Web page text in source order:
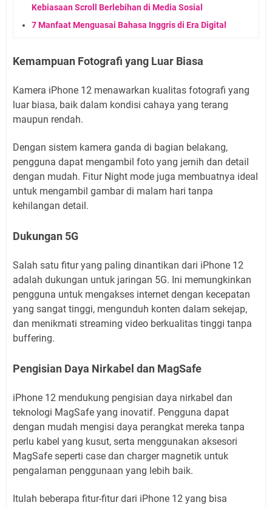
Kebiasaan Scroll Berlebihan di Media Sosial
7 Manfaat Menguasai Bahasa Inggris di Era Digital
Kemampuan Fotografi yang Luar Biasa
Kamera iPhone 12 menawarkan kualitas fotografi yang
luar biasa, baik dalam kondisi cahaya yang terang
maupun rendah.
Dengan sistem kamera ganda di bagian belakang,
pengguna dapat mengambil foto yang jernih dan detail
dengan mudah. Fitur Night mode juga membuatnya ideal
untuk mengambil gambar di malam hari tanpa
kehilangan detail.
Dukungan 5G
Salah satu fitur yang paling dinantikan dari iPhone 12
adalah dukungan untuk jaringan 5G. Ini memungkinkan
pengguna untuk mengakses internet dengan kecepatan
yang sangat tinggi, mengunduh konten dalam sekejap,
dan menikmati streaming video berkualitas tinggi tanpa
buffering.
Pengisian Daya Nirkabel dan MagSafe
iPhone 12 mendukung pengisian daya nirkabel dan
teknologi MagSafe yang inovatif. Pengguna dapat
dengan mudah mengisi daya perangkat mereka tanpa
perlu kabel yang kusut, serta menggunakan aksesori
MagSafe seperti case dan charger magnetik untuk
pengalaman penggunaan yang lebih baik.
Itulah beberapa fitur-fitur dari iPhone 12 yang bisa